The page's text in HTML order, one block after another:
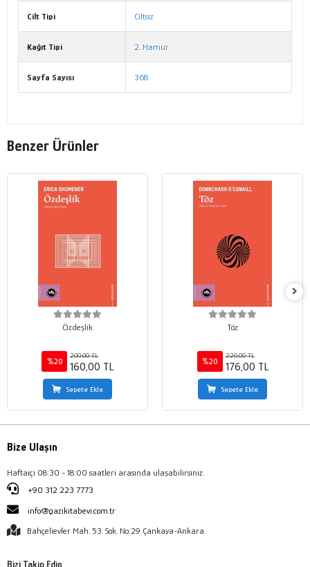
Cilt Tipi Ciltsiz
Kağıt Tipi 2. Hamur
Sayfa Sayısı 368
Benzer Ürünler
Özdeşlik
%20
200,00 TL
160,00 TL
Sepete Ekle
Töz
%20
220,00 TL
176,00 TL
Sepete Ekle
Bize Ulaşın
Haftaiçi 08:30 - 18:00 saatleri arasında ulaşabilirsiniz.
+90 312 223 7773
info@gazikitabevi.com.tr
Bahçelievler Mah. 53. Sok. No:29 Çankaya-Ankara
Bizi Takip Edin